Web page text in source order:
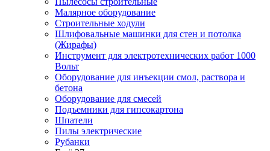
Малярное оборудование
Строительные ходули
Шлифовальные машинки для стен и потолка
(Жирафы)
Инструмент для электротехнических работ 1000
Вольт
Оборудование для инъекции смол, раствора и
бетона
Оборудование для смесей
Подъемники для гипсокартона
Шпатели
Пилы электрические
Рубанки